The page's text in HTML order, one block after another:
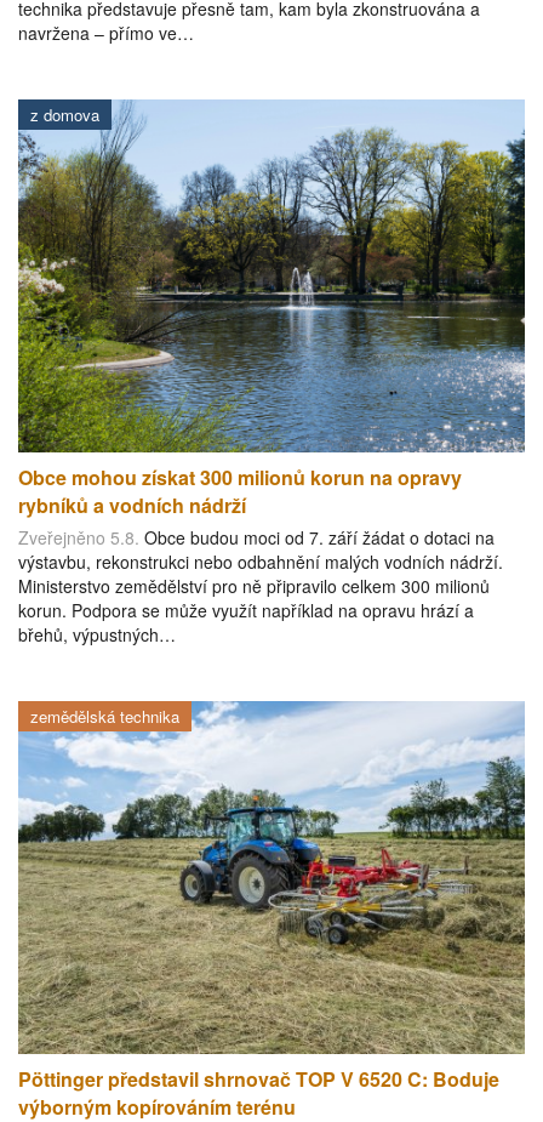
technika představuje přesně tam, kam byla zkonstruována a
navržena – přímo ve…
z domova
Obce mohou získat 300 milionů korun na opravy
rybníků a vodních nádrží
Zveřejněno 5.8. Obce budou moci od 7. září žádat o dotaci na
výstavbu, rekonstrukci nebo odbahnění malých vodních nádrží.
Ministerstvo zemědělství pro ně připravilo celkem 300 milionů
korun. Podpora se může využít například na opravu hrází a
břehů, výpustných…
zemědělská technika
Pöttinger představil shrnovač TOP V 6520 C: Boduje
výborným kopírováním terénu